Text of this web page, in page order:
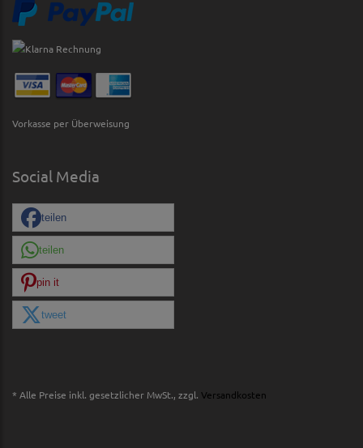
Vorkasse per Überweisung
Social Media
teilen
teilen
pin it
tweet
* Alle Preise inkl. gesetzlicher MwSt., zzgl. Versandkosten